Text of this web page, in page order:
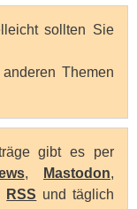
sollten Sie
Themen
gibt es per
, Mastodon,
RSS und täglich